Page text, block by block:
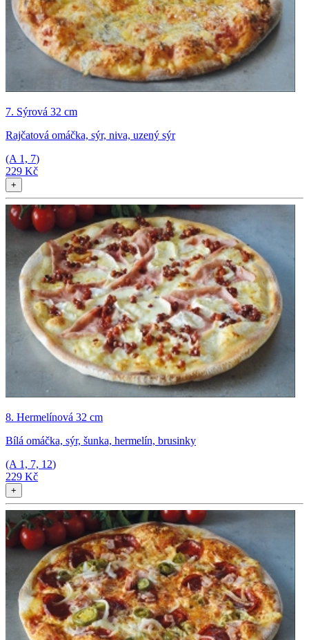
7. Sýrová 32 cm
Rajčatová omáčka, sýr, niva, uzený sýr
(A 1, 7)
229 Kč
+
8. Hermelínová 32 cm
Bílá omáčka, sýr, šunka, hermelín, brusinky
(A 1, 7, 12)
229 Kč
+